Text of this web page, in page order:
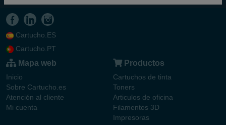
Cartucho.ES
Cartucho.PT
Mapa web
Inicio
Sobre Cartucho.es
Atención al cliente
Mi cuenta
Productos
Cartuchos de tinta
Toners
Articulos de oficina
Filamentos 3D
Impresoras